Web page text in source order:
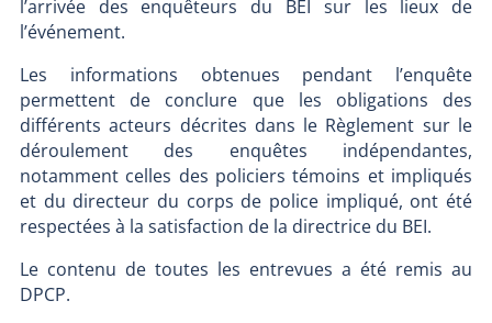
l’arrivée des enquêteurs du BEI sur les lieux de
l’événement.
Les informations obtenues pendant l’enquête
permettent de conclure que les obligations des
différents acteurs décrites dans le Règlement sur le
déroulement des enquêtes indépendantes,
notamment celles des policiers témoins et impliqués
et du directeur du corps de police impliqué, ont été
respectées à la satisfaction de la directrice du BEI.
Le contenu de toutes les entrevues a été remis au
DPCP.